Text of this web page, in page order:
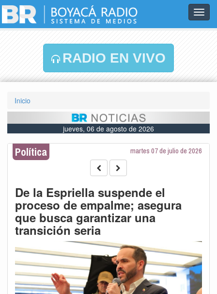
RADIO EN VIVO
Inicio
jueves, 06 de agosto de 2026
Política martes 07 de julio de 2026
De la Espriella suspende el
proceso de empalme; asegura
que busca garantizar una
transición seria